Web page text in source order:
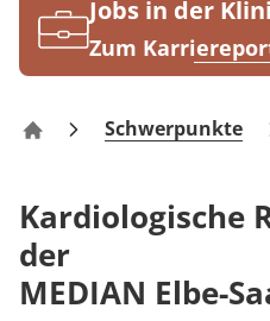
Karriere
Jobs in der
Zum
Klinik Elbe-Saale
Schwerpunkte
Kardiologische
der
MEDIAN Elbe-